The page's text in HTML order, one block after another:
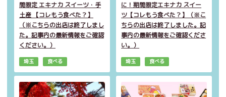
間限定 エキナカ スイーツ・手
土産 【コレもう食べた？】
（※こちらの出店は終了しまし
た。記事内の最新情報をご確認
ください。）
埼玉 食べる
に！期間限定エキナカ スイー
ツ【コレもう食べた？】（※こ
ちらの出店は終了しました。記
事内の最新情報をご確認くださ
い。）
埼玉 食べる